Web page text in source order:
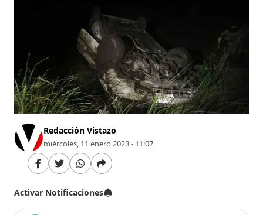
Redacción Vistazo
miércoles, 11 enero 2023 - 11:07
Activar Notificaciones